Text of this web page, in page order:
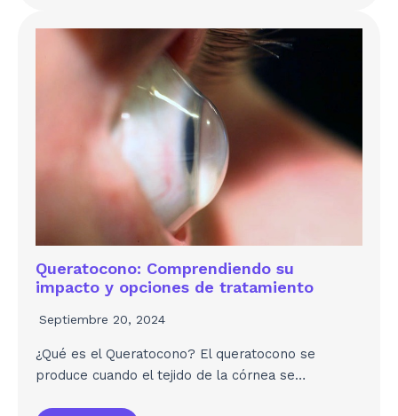
Queratocono: Comprendiendo su
impacto y opciones de tratamiento
Septiembre 20, 2024
¿Qué es el Queratocono? El queratocono se
produce cuando el tejido de la córnea se…